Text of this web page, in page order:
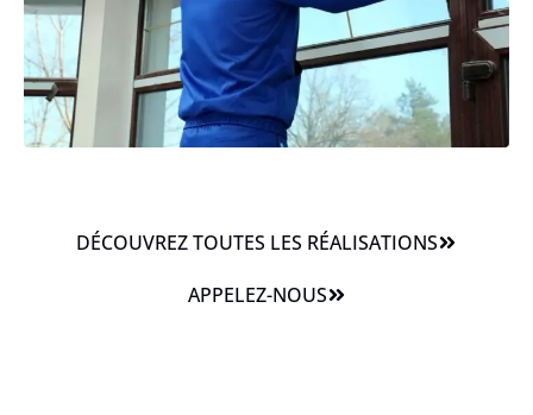
DÉCOUVREZ TOUTES LES RÉALISATIONS
APPELEZ-NOUS